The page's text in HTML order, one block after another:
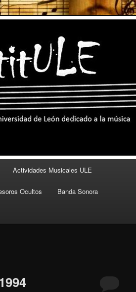
Actividades Musicales ULE
Ocultos Banda Sonora